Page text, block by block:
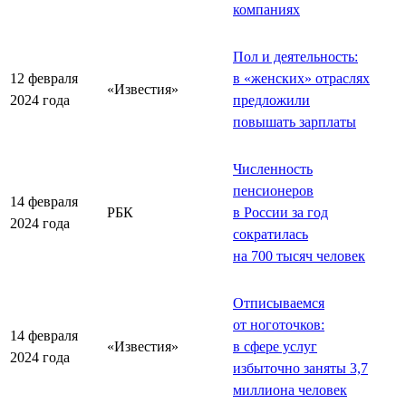
компаниях
12 февраля
2024 года
«Известия»
Пол и деятельность:
в «женских» отраслях
предложили
повышать зарплаты
14 февраля
2024 года
РБК
Численность
пенсионеров
в России за год
сократилась
на 700 тысяч человек
14 февраля
2024 года
«Известия»
Отписываемся
от ноготочков:
в сфере услуг
избыточно заняты 3,7
миллиона человек